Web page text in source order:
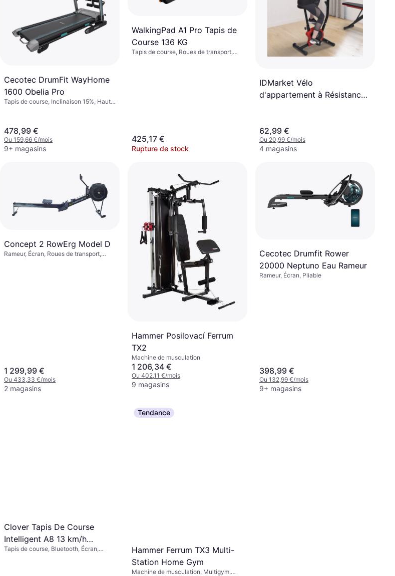
Cecotec DrumFit WayHome
1600 Obelia Pro
Tapis de course, Inclinaison 15%, Haut-
478,99 €
Ou 159,66 €/mois
9+ magasins
WalkingPad A1 Pro Tapis de
Course 136 KG
Tapis de course, Roues de transport,
425,17 €
Rupture de stock
IDMarket Vélo
d'appartement à Résistance
62,99 €
Ou 20,99 €/mois
4 magasins
Concept 2 RowErg Model D
Rameur, Écran, Roues de transport,
1 299,99 €
Ou 433,33 €/mois
2 magasins
Hammer Posilovací Ferrum
TX2
Machine de musculation
1 206,34 €
Ou 402,11 €/mois
9 magasins
Cecotec Drumfit Rower
20000 Neptuno Eau Rameur
Rameur, Écran, Pliable
398,99 €
Ou 132,99 €/mois
9+ magasins
Clover Tapis De Course
Intelligent A8 13 km/h
Bluetooth
Tapis de course, Bluetooth, Écran,
Tendance
Hammer Ferrum TX3 Multi-
Station Home Gym
Machine de musculation, Multigym,